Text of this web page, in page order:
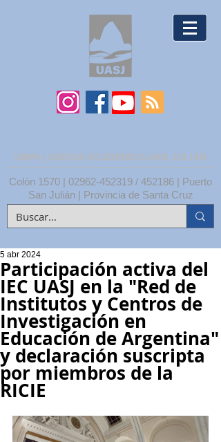
UNPA | UNIDAD ACADÉMICA SAN JULIÁN
Colón 1570 | 02962-452319 / 452186 | Puerto
San Julián | Provincia de Santa Cruz
Participación activa del
IEC UASJ en la "Red de
Institutos y Centros de
Investigación en
Educación de Argentina"
y declaración suscripta
por miembros de la
RICIE
5 abr 2024